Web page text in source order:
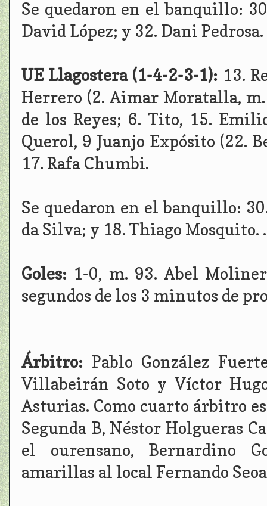
Se quedaron en el banquillo:
David López; y 32. Dani Pedrosa.
UE Llagostera (1-4-2-3-1): 13.
Herrero (2. Aimar Moratalla, m.
de los Reyes; 6. Tito, 15.
Querol, 9 Juanjo Expósito (22.
17. Rafa Chumbi.
Se quedaron en el banquillo:
da Silva; y 18. Thiago Mosquito. .
Goles: 1-0, m. 93. Abel
segundos de los 3 minutos de
Árbitro: Pablo González
Villabeirán Soto y Víctor
Asturias. Como cuarto árbitro
Segunda B, Néstor Holgueras
el ourensano, Bernardino
amarillas al local Fernando